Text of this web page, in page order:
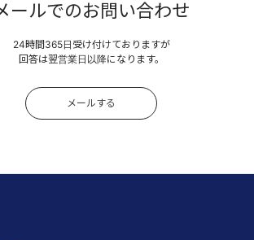
ールでのお問い合わせ
24時間365日受け付けておりますが
回答は翌営業日以降になります。
メールする